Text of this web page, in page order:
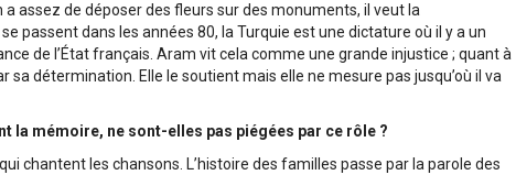
assez de déposer des fleurs sur des monuments, il veut la
passent dans les années 80, la Turquie est une dictature où il y a un
de l’État français. Aram vit cela comme une grande injustice ; quant à
détermination. Elle le soutient mais elle ne mesure pas jusqu’où il va
la mémoire, ne sont-elles pas piégées par ce rôle ?
chantent les chansons. L’histoire des familles passe par la parole des